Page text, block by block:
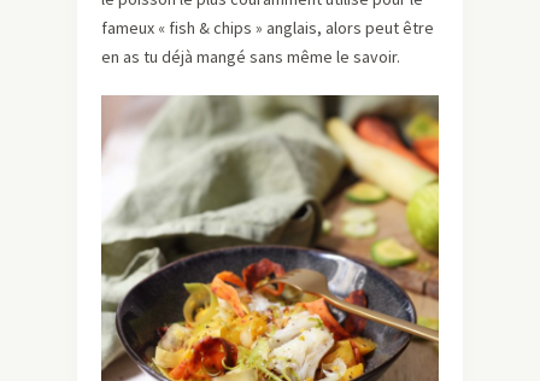
fameux « fish & chips » anglais, alors peut être
en as tu déjà mangé sans même le savoir.